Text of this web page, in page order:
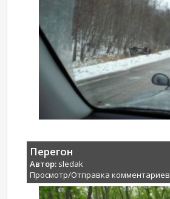
Перегон
Автор: sledak
Просмотр/Отправка комментариев